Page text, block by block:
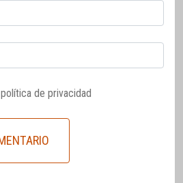
política de privacidad